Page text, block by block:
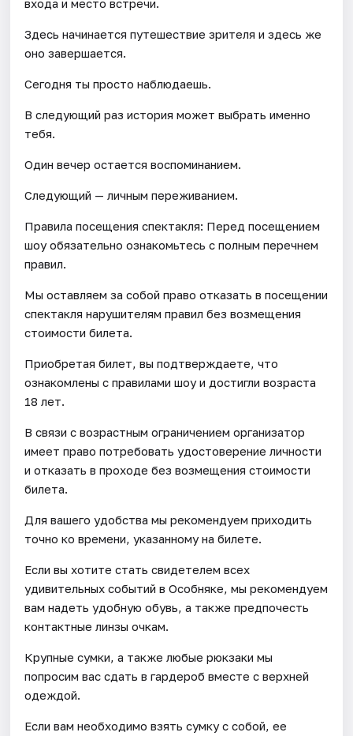
входа и место встречи.
Здесь начинается путешествие зрителя и здесь же
оно завершается.
Сегодня ты просто наблюдаешь.
В следующий раз история может выбрать именно
тебя.
Один вечер остается воспоминанием.
Следующий — личным переживанием.
Правила посещения спектакля: Перед посещением
шоу обязательно ознакомьтесь с полным перечнем
правил.
Мы оставляем за собой право отказать в посещении
спектакля нарушителям правил без возмещения
стоимости билета.
Приобретая билет, вы подтверждаете, что
ознакомлены с правилами шоу и достигли возраста
18 лет.
В связи с возрастным ограничением организатор
имеет право потребовать удостоверение личности
и отказать в проходе без возмещения стоимости
билета.
Для вашего удобства мы рекомендуем приходить
точно ко времени, указанному на билете.
Если вы хотите стать свидетелем всех
удивительных событий в Особняке, мы рекомендуем
вам надеть удобную обувь, а также предпочесть
контактные линзы очкам.
Крупные сумки, а также любые рюкзаки мы
попросим вас сдать в гардероб вместе с верхней
одеждой.
Если вам необходимо взять сумку с собой, ее